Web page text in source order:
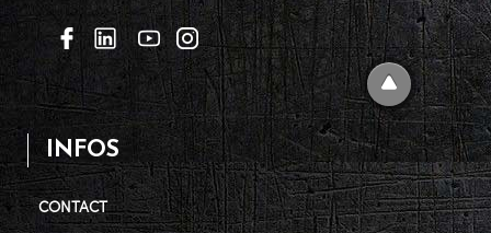
INFOS
CONTACT